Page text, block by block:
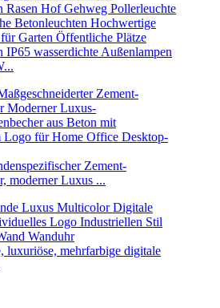
IP65 wasserdichte Außenlampen
Zement-
moderner Luxus ...
luxuriöse, mehrfarbige digitale